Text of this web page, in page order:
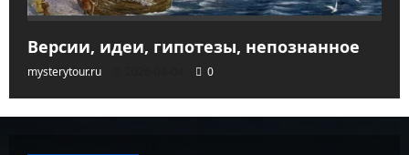
Версии, идеи, гипотезы, непознанное
mysterytour.ru 0